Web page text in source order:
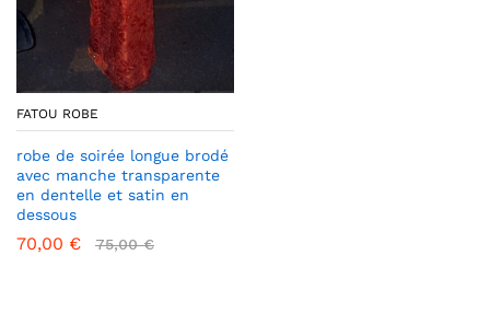
FATOU ROBE
robe de soirée longue brodé
avec manche transparente
en dentelle et satin en
dessous
70,00 € 75,00€